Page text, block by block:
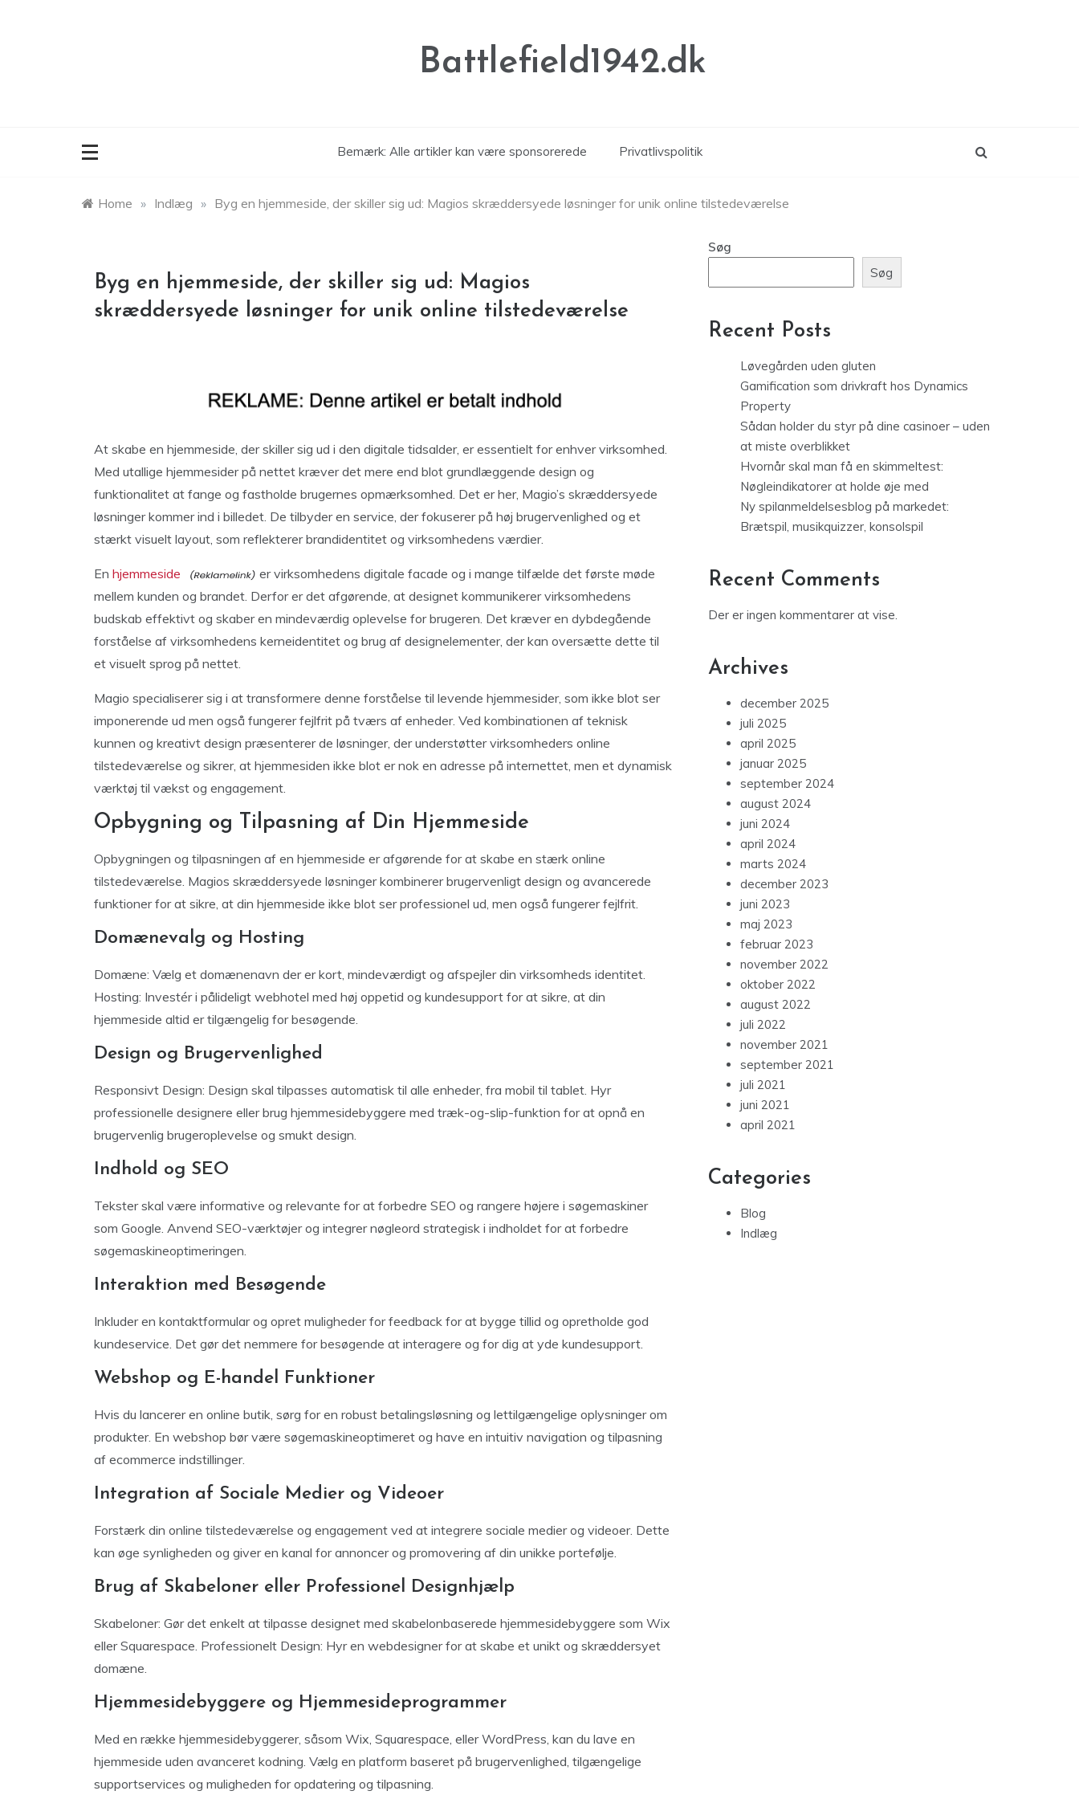
Battlefield1942.dk
Bemærk: Alle artikler kan være sponsorerede Privatlivspolitik
Home » Indlæg » Byg en hjemmeside, der skiller sig ud: Magios skræddersyede løsninger for unik online tilstedeværelse
Byg en hjemmeside, der skiller sig ud: Magios
skræddersyede løsninger for unik online tilstedeværelse
At skabe en hjemmeside, der skiller sig ud i den digitale tidsalder, er essentielt for enhver virksomhed.
Med utallige hjemmesider på nettet kræver det mere end blot grundlæggende design og
funktionalitet at fange og fastholde brugernes opmærksomhed. Det er her, Magio’s skræddersyede
løsninger kommer ind i billedet. De tilbyder en service, der fokuserer på høj brugervenlighed og et
stærkt visuelt layout, som reflekterer brandidentitet og virksomhedens værdier.
En hjemmeside
er virksomhedens digitale facade og i mange tilfælde det første møde
mellem kunden og brandet. Derfor er det afgørende, at designet kommunikerer virksomhedens
budskab effektivt og skaber en mindeværdig oplevelse for brugeren. Det kræver en dybdegående
forståelse af virksomhedens kerneidentitet og brug af designelementer, der kan oversætte dette til
et visuelt sprog på nettet.
Magio specialiserer sig i at transformere denne forståelse til levende hjemmesider, som ikke blot ser
imponerende ud men også fungerer fejlfrit på tværs af enheder. Ved kombinationen af teknisk
kunnen og kreativt design præsenterer de løsninger, der understøtter virksomheders online
tilstedeværelse og sikrer, at hjemmesiden ikke blot er nok en adresse på internettet, men et dynamisk
værktøj til vækst og engagement.
Opbygning og Tilpasning af Din Hjemmeside
Opbygningen og tilpasningen af en hjemmeside er afgørende for at skabe en stærk online
tilstedeværelse. Magios skræddersyede løsninger kombinerer brugervenligt design og avancerede
funktioner for at sikre, at din hjemmeside ikke blot ser professionel ud, men også fungerer fejlfrit.
Domænevalg og Hosting
Domæne: Vælg et domænenavn der er kort, mindeværdigt og afspejler din virksomheds identitet.
Hosting: Investér i pålideligt webhotel med høj oppetid og kundesupport for at sikre, at din
hjemmeside altid er tilgængelig for besøgende.
Design og Brugervenlighed
Responsivt Design: Design skal tilpasses automatisk til alle enheder, fra mobil til tablet. Hyr
professionelle designere eller brug hjemmesidebyggere med træk-og-slip-funktion for at opnå en
brugervenlig brugeroplevelse og smukt design.
Indhold og SEO
Tekster skal være informative og relevante for at forbedre SEO og rangere højere i søgemaskiner
som Google. Anvend SEO-værktøjer og integrer nøgleord strategisk i indholdet for at forbedre
søgemaskineoptimeringen.
Interaktion med Besøgende
Inkluder en kontaktformular og opret muligheder for feedback for at bygge tillid og opretholde god
kundeservice. Det gør det nemmere for besøgende at interagere og for dig at yde kundesupport.
Webshop og E-handel Funktioner
Hvis du lancerer en online butik, sørg for en robust betalingsløsning og lettilgængelige oplysninger om
produkter. En webshop bør være søgemaskineoptimeret og have en intuitiv navigation og tilpasning
af ecommerce indstillinger.
Integration af Sociale Medier og Videoer
Forstærk din online tilstedeværelse og engagement ved at integrere sociale medier og videoer. Dette
kan øge synligheden og giver en kanal for annoncer og promovering af din unikke portefølje.
Brug af Skabeloner eller Professionel Designhjælp
Skabeloner: Gør det enkelt at tilpasse designet med skabelonbaserede hjemmesidebyggere som Wix
eller Squarespace. Professionelt Design: Hyr en webdesigner for at skabe et unikt og skræddersyet
domæne.
Hjemmesidebyggere og Hjemmesideprogrammer
Med en række hjemmesidebyggerer, såsom Wix, Squarespace, eller WordPress, kan du lave en
hjemmeside uden avanceret kodning. Vælg en platform baseret på brugervenlighed, tilgængelige
supportservices og muligheden for opdatering og tilpasning.
Søg
Søg
Recent Posts
Løvegården uden gluten
Gamification som drivkraft hos Dynamics
Property
Sådan holder du styr på dine casinoer – uden
at miste overblikket
Hvornår skal man få en skimmeltest:
Nøgleindikatorer at holde øje med
Ny spilanmeldelsesblog på markedet:
Brætspil, musikquizzer, konsolspil
Recent Comments
Der er ingen kommentarer at vise.
Archives
december 2025
juli 2025
april 2025
januar 2025
september 2024
august 2024
juni 2024
april 2024
marts 2024
december 2023
juni 2023
maj 2023
februar 2023
november 2022
oktober 2022
august 2022
juli 2022
november 2021
september 2021
juli 2021
juni 2021
april 2021
Categories
Blog
Indlæg